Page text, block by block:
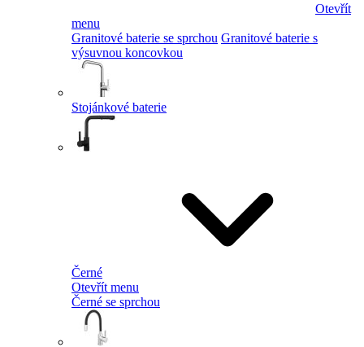
Otevřít
menu
Granitové baterie se sprchou Granitové baterie s
výsuvnou koncovkou
Stojánkové baterie
Černé
Otevřít menu
Černé se sprchou